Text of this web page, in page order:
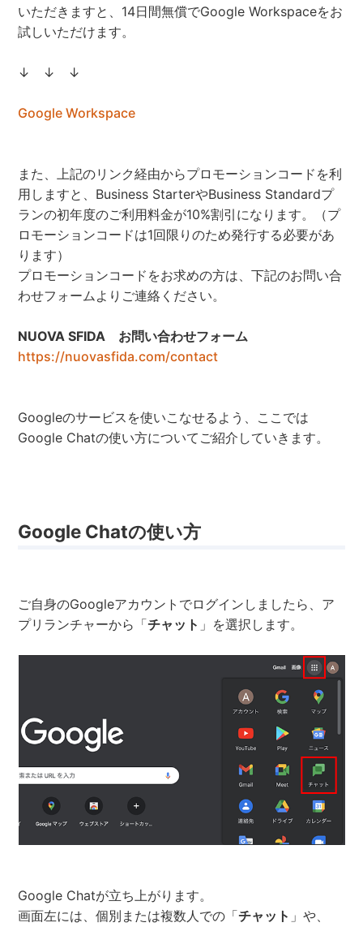
いただきますと、14日間無償でGoogle Workspaceをお
試しいただけます。
↓ ↓ ↓
Google Workspace
また、上記のリンク経由からプロモーションコードを利
用しますと、Business StarterやBusiness Standardプ
ランの初年度のご利用料金が10%割引になります。（プ
ロモーションコードは1回限りのため発行する必要があ
ります）
プロモーションコードをお求めの方は、下記のお問い合
わせフォームよりご連絡ください。
NUOVA SFIDA お問い合わせフォーム
https://nuovasfida.com/contact
Googleのサービスを使いこなせるよう、ここでは
Google Chatの使い方についてご紹介していきます。
Google Chatの使い方
ご自身のGoogleアカウントでログインしましたら、ア
プリランチャーから「チャット 」を選択します。
Google Chatが立ち上がります。
画面左には、個別または複数人での「チャット 」や、